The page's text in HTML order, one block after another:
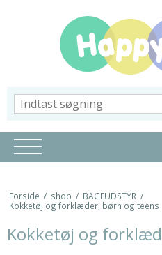
Forside / shop / BAGEUDSTYR /
Kokketøj og forklæder, børn og teens
Kokketøj og